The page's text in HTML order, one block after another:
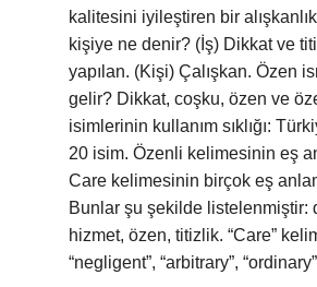
kalitesini iyileştiren bir
kişiye ne denir? (İş) Dikkat ve
yapılan. (Kişi) Çalışkan. Özen
gelir? Dikkat, coşku, özen ve
isimlerinin kullanım sıklığı:
20 isim. Özenli kelimesinin eş
Care kelimesinin birçok eş
Bunlar şu şekilde listelenmiştir:
hizmet, özen, titizlik. “Care”
“negligent”, “arbitrary”,